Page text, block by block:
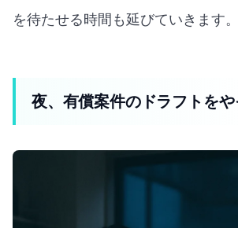
を待たせる時間も延びていきます。
夜、有償案件のドラフトをや